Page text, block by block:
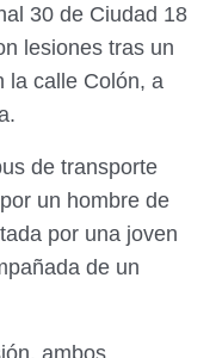
30 de Ciudad 18
lesiones tras un
la calle Colón, a
de transporte
un hombre de
por una joven
de un
ambos